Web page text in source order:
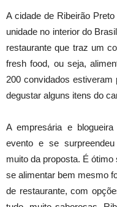
A cidade de Ribeirão
unidade no interior do
restaurante que traz um
fresh food, ou seja,
200 convidados estiveram
degustar alguns itens do
A empresária e
evento e se
muito da proposta. É
se alimentar bem mesmo
de restaurante, com